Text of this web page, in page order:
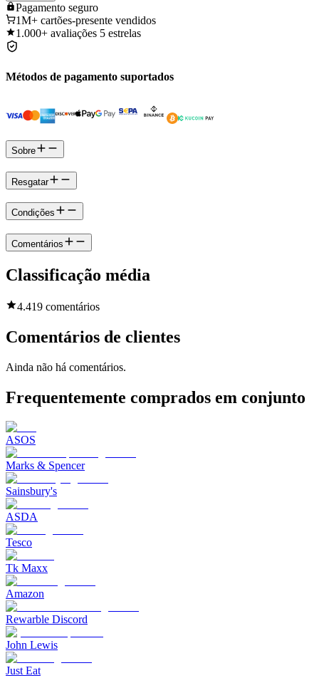
Pagamento seguro
1M+ cartões-presente vendidos
1.000+ avaliações 5 estrelas
Métodos de pagamento suportados
Sobre
Resgatar
Condições
Comentários
Classificação média
4.419 comentários
Comentários de clientes
Ainda não há comentários.
Frequentemente comprados em conjunto
ASOS
Marks & Spencer
Sainsbury's
ASDA
Tesco
Tk Maxx
Amazon
Rewarble Discord
John Lewis
Just Eat